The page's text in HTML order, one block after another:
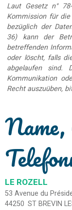
Laut Gesetz n°
Kommission für
bezüglich der
36) kann der
betreffenden
oder löscht, falls
abgelaufen sind.
Kommunikation
Recht auszuüben,
LE ROZELL
53 Avenue du
44250 ST BREVIN